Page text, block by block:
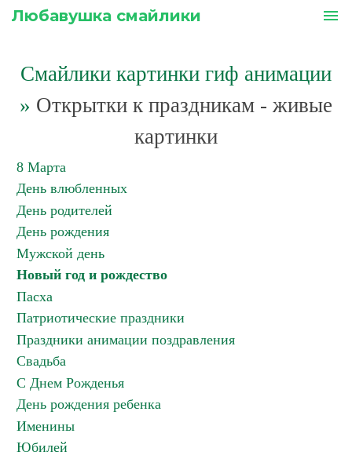
Любавушка смайлики menu
Смайлики картинки гиф анимации
» Открытки к праздникам - живые
картинки
8 Марта
День влюбленных
День родителей
День рождения
Мужской день
Новый год и рождество
Пасха
Патриотические праздники
Праздники анимации поздравления
Свадьба
С Днем Рожденья
День рождения ребенка
Именины
Юбилей